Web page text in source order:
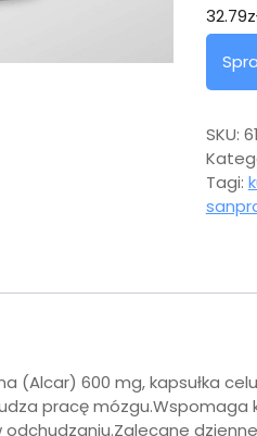
32.79
SKU:
Tagi:
(Alcar) 600 mg, kapsułka
pracę